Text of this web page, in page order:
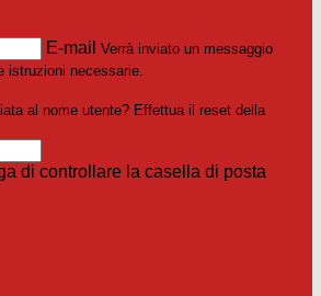
E-mail Verrà inviato un messaggio
istruzioni necessarie.
al nome utente? Effettua il reset della
di controllare la casella di posta